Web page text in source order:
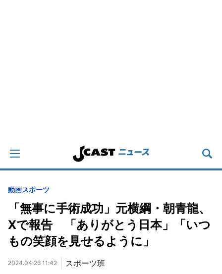
動画スポーツ
「無事に手術成功」元横綱・朝青龍、
Xで報告 「ありがとう日本」「いつ
もの笑顔を見せるように」
2024.04.26 11:42 スポーツ班